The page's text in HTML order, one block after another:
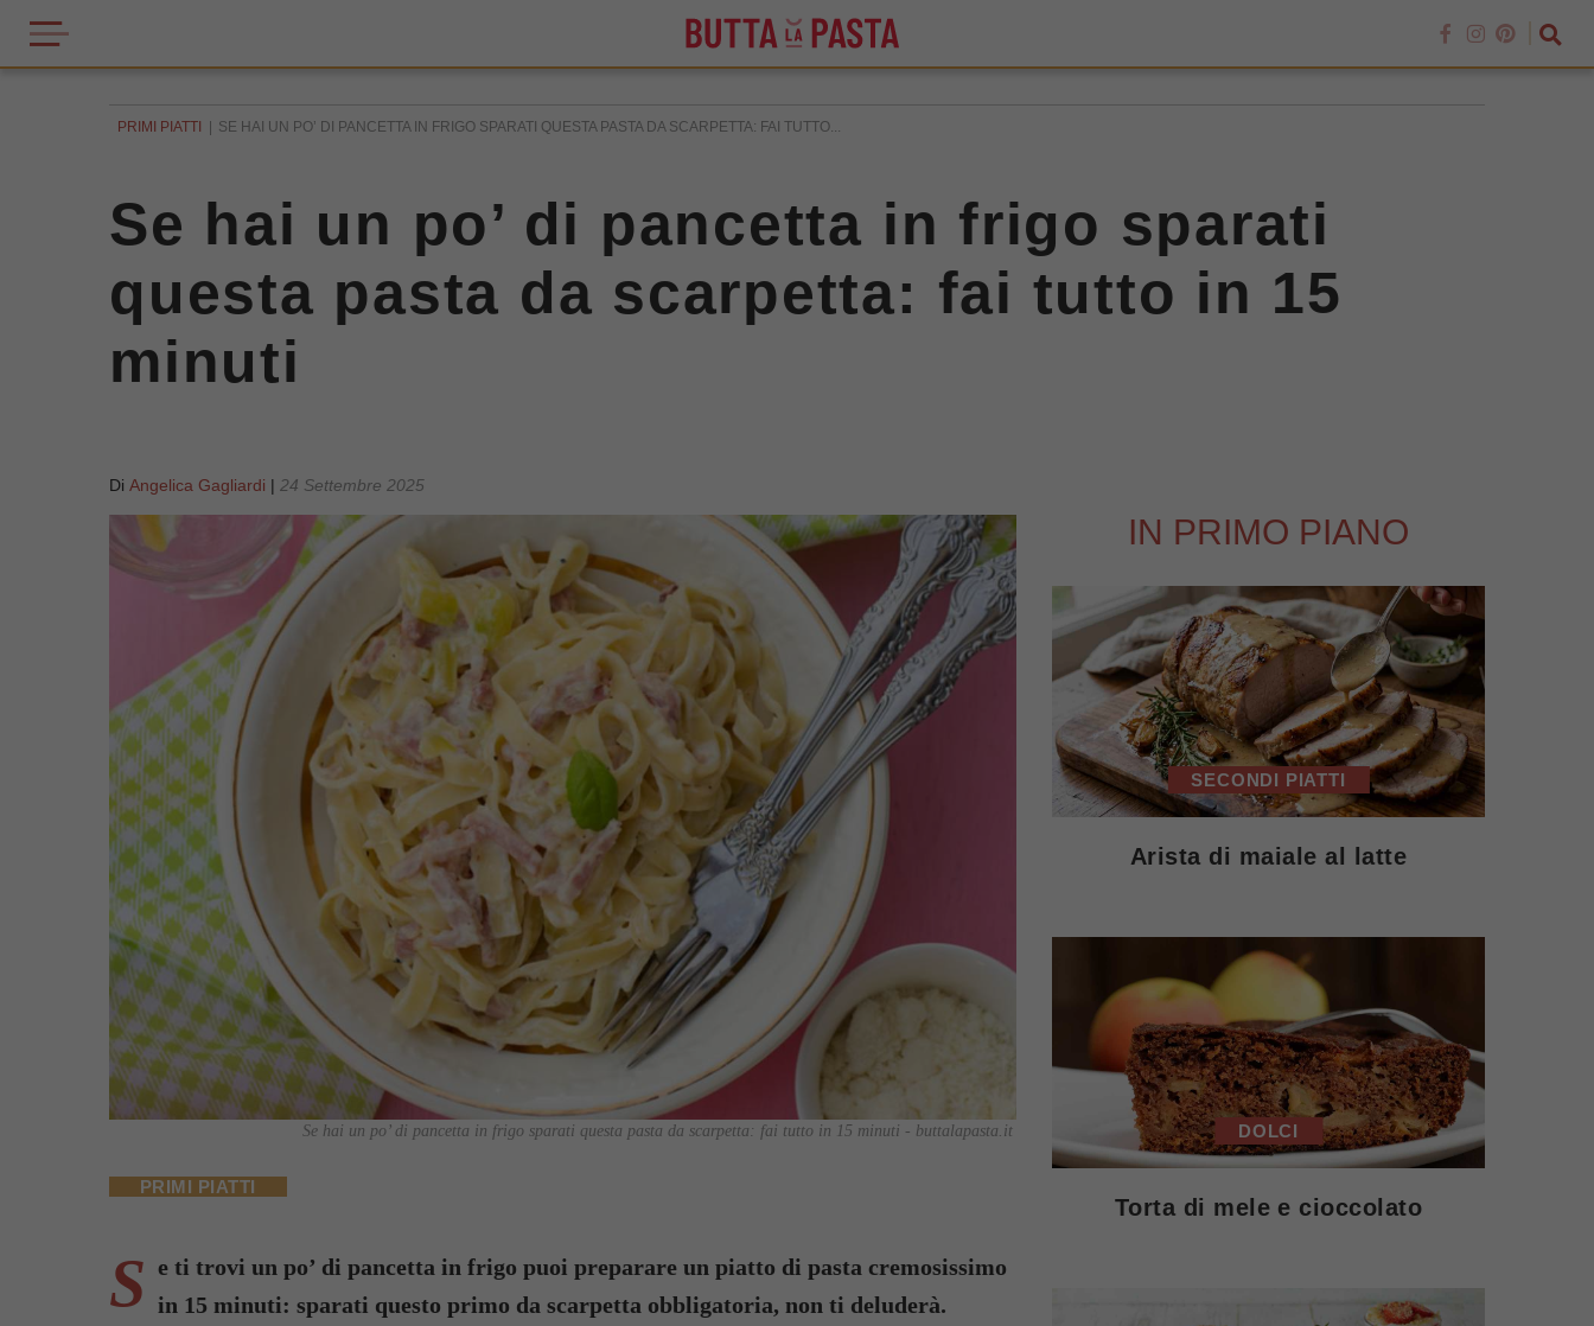
PRIMI PIATTI SE HAI UN PO’ DI PANCETTA IN FRIGO SPARATI QUESTA PASTA DA SCARPETTA: FAI TUTTO...
Se hai un po’ di pancetta in frigo sparati
questa pasta da scarpetta: fai tutto in 15
minuti
Di Angelica Gagliardi | 24 Settembre 2025
Se hai un po’ di pancetta in frigo sparati questa pasta da scarpetta: fai tutto in 15 minuti - buttalapasta.it
PRIMI PIATTI
S e ti trovi un po’ di pancetta in frigo puoi preparare un piatto di pasta cremosissimo
in 15 minuti: sparati questo primo da scarpetta obbligatoria, non ti deluderà.
IN PRIMO PIANO
SECONDI PIATTI
Arista di maiale al latte
DOLCI
Torta di mele e cioccolato